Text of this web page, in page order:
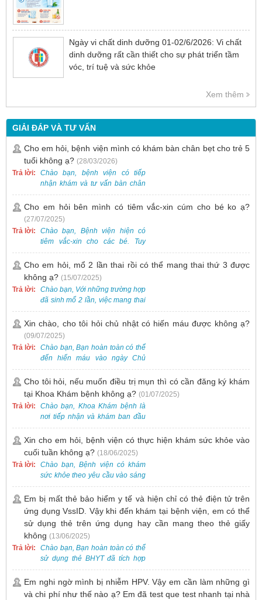
Ngày vi chất dinh dưỡng 01-02/6/2026: Vi chất
dinh dưỡng rất cần thiết cho sự phát triển tầm
vóc, trí tuệ và sức khỏe
Xem thêm
GIẢI ĐÁP VÀ TƯ VẤN
Cho em hỏi, bệnh viện mình có khám bàn chân bẹt cho trẻ 5
tuổi không ạ? (28/03/2026)
Trả lời:
Chào bạn, bệnh viện có tiếp
nhận khám và tư vấn bàn chân
bẹt cho trẻ em, bao gồm cả trẻ 5
tuổi. Bạn có thể đưa bé đến
Khoa Khám bệnh của bệnh viện
để được bác sĩ chuyên khoa
thăm khám. Ngoài ra, để thuận
tiện hơn, bạn có thể đặt lịch
0988 270 115. Nếu cần hỗ trợ
thêm, vui lòng liên hệ qua Zalo
hoặc Fanpage Bệnh viện Việt
Nam - Thụy Điển Uông Bí.
Cho em hỏi bên mình có tiêm vắc-xin cúm cho bé ko ạ?
(27/07/2025)
Trả lời:
Chào bạn, Bệnh viện hiện có
tiêm vắc-xin cho các bé. Tuy
nhiên, các loại vắc-xin thường về
theo từng đợt, không phải lúc
nào cũng có sẵn.
Cho em hỏi, mổ 2 lần thai rồi có thể mang thai thứ 3 được
không ạ? (15/07/2025)
Trả lời:
Chào bạn, Với những trường hợp
đã sinh mổ 2 lần, việc mang thai
lần 3 vẫn có thể thực hiện được.
Tại Bệnh viện, chúng tôi đã tiếp
nhận và hỗ trợ nhiều thai phụ có
nhu cầu tương tự.
Xin chào, cho tôi hỏi chủ nhật có hiến máu được không ạ?
(09/07/2025)
Trả lời:
Chào bạn, Bạn hoàn toàn có thể
đến hiến máu vào ngày Chủ
Nhật.
Cho tôi hỏi, nếu muốn điều trị mụn thì có cần đăng ký khám
tại Khoa Khám bệnh không ạ? (01/07/2025)
Trả lời:
Chào bạn, Khoa Khám bệnh là
nơi tiếp nhận và khám ban đầu
cho tất cả các trường hợp, bao
gồm cả điều trị mụn. Vì vậy, bạn
cần đăng ký khám tại Khoa
Khám bệnh trước.
Xin cho em hỏi, bệnh viện có thực hiện khám sức khỏe vào
cuối tuần không ạ? (18/06/2025)
Trả lời:
Chào bạn, Bệnh viện có khám
sức khỏe theo yêu cầu vào sáng
thứ Bảy. Nếu bạn có nhu cầu, vui
lòng đặt lịch trước để được sắp
xếp thời gian phù hợp.
Em bị mất thẻ bảo hiểm y tế và hiện chỉ có thẻ điện tử trên
ứng dụng VssID. Vậy khi đến khám tại bệnh viện, em có thể
sử dụng thẻ trên ứng dụng hay cần mang theo thẻ giấy
không (13/06/2025)
Trả lời:
Chào bạn, Bạn hoàn toàn có thể
sử dụng thẻ BHYT đã tích hợp
trên ứng dụng VssID khi đến
khám và không cần mang theo
thẻ giấy.
Em nghi ngờ mình bị nhiễm HPV. Vậy em cần làm những gì
và chi phí như thế nào ạ? Em đã test que test nhanh tại nhà